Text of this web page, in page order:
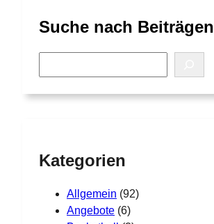
Suche nach Beiträgen
e
a
Kategorien
Allgemein (92)
Angebote (6)